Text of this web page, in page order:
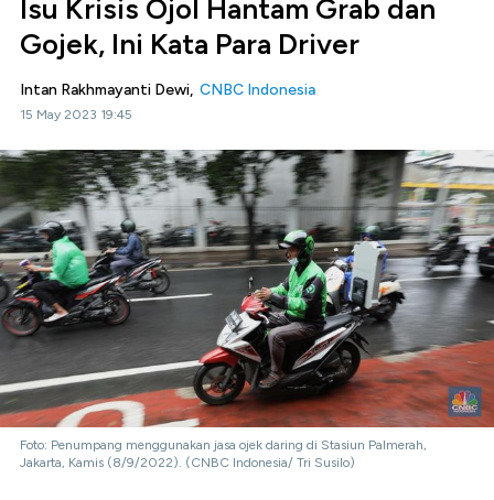
Isu Krisis Ojol Hantam Grab dan
Gojek, Ini Kata Para Driver
Intan Rakhmayanti Dewi, CNBC Indonesia
15 May 2023 19:45
Foto: Penumpang menggunakan jasa ojek daring di Stasiun Palmerah,
Jakarta, Kamis (8/9/2022). (CNBC Indonesia/ Tri Susilo)